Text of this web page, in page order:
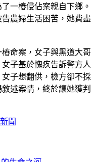
一樁侵佔案親自下鄉。
農婦生活困苦，她費盡
命案，女子與黑道大哥
子基於愧疚告訴警方人
子想翻供，檢方卻不採
述案情，終於讓她獲判
聞